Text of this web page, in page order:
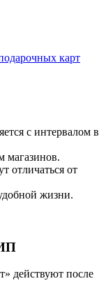
карт
с интервалом в
магазинов.
отличаться от
жизни.
действуют после